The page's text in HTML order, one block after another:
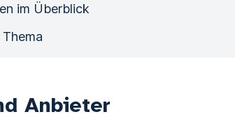
im Überblick
Anbieter